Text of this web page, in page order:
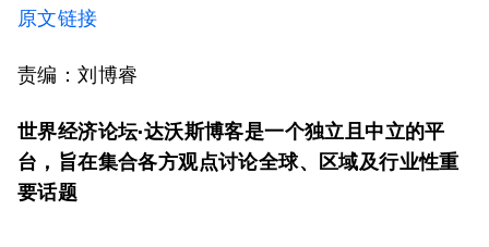
原文链接
责编：刘博睿
世界经济论坛·达沃斯博客是一个独立且中立的平
台，旨在集合各方观点讨论全球、区域及行业性重
要话题